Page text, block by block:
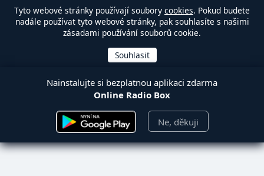
Tyto webové stránky používají soubory cookies. Pokud budete
nadále používat tyto webové stránky, pak souhlasíte s našimi
zásadami používání souborů cookie.
Nainstalujte si bezplatnou aplikaci zdarma
Online Radio Box
Ne, děkuji